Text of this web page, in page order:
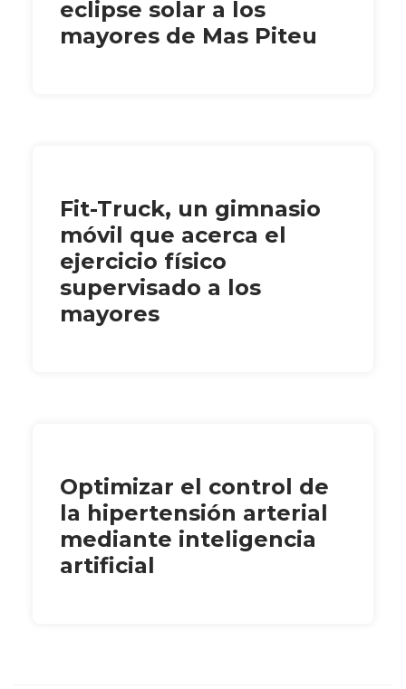
eclipse solar a los
mayores de Mas Piteu
Fit-Truck, un gimnasio
móvil que acerca el
ejercicio físico
supervisado a los
mayores
Optimizar el control de
la hipertensión arterial
mediante inteligencia
artificial